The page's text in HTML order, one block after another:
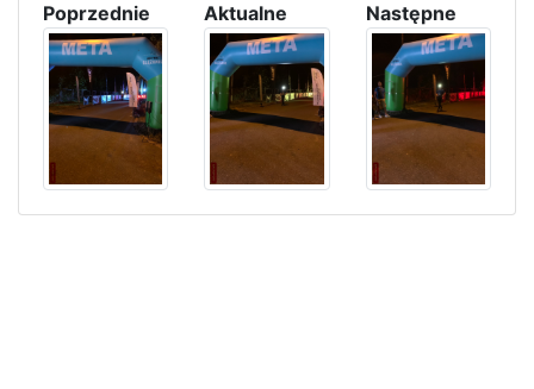
Poprzednie Aktualne Następne